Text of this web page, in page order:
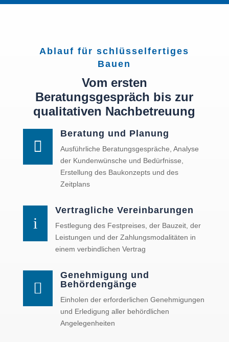
Ablauf für schlüsselfertiges
Bauen
Vom ersten
Beratungsgespräch bis zur
qualitativen Nachbetreuung

Beratung und Planung
Ausführliche Beratungsgespräche, Analyse
der Kundenwünsche und Bedürfnisse,
Erstellung des Baukonzepts und des
Zeitplans
i
Vertragliche Vereinbarungen
Festlegung des Festpreises, der Bauzeit, der
Leistungen und der Zahlungsmodalitäten in
einem verbindlichen Vertrag

Genehmigung und
Behördengänge
Einholen der erforderlichen Genehmigungen
und Erledigung aller behördlichen
Angelegenheiten